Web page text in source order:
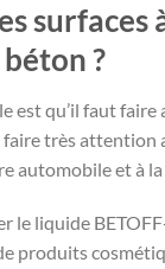
?
est qu’il faut
très attention
automobile et à
le liquide
produits